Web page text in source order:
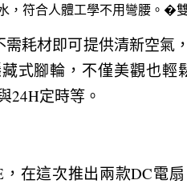
，符合人體工學不用彎腰。�
耗材即可提供清新空氣
式腳輪，不僅美觀也輕
24H定時等。
在這次推出兩款DC電